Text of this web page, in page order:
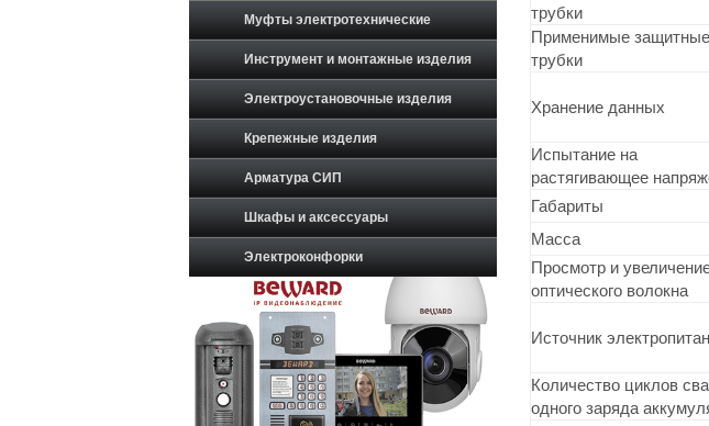
трубки
Применимые защитные
трубки
Хранение данных
Испытание на
растягивающее
Габариты
Масса
Просмотр и
оптического волокна
Источник
Количество циклов
одного заряда
Муфты электротехнические
Инструмент и монтажные изделия
Электроустановочные изделия
Крепежные изделия
Арматура СИП
Шкафы и аксессуары
Электроконфорки